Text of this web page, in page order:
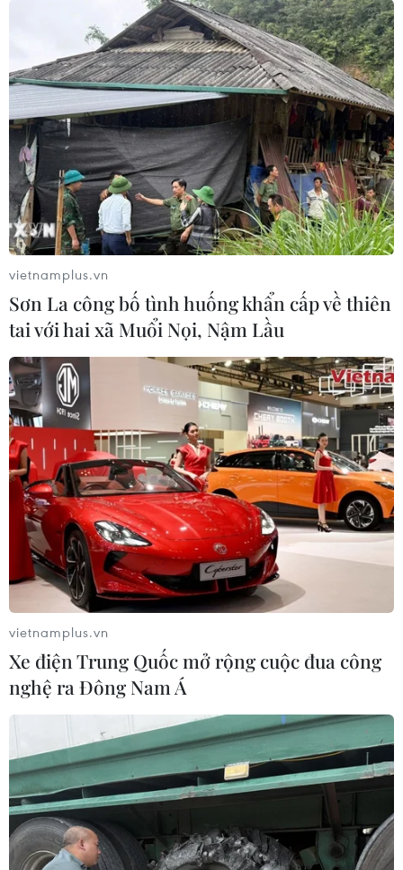
vietnamplus.vn
Sơn La công bố tình huống khẩn cấp về thiên
tai với hai xã Muổi Nọi, Nậm Lầu
vietnamplus.vn
Xe điện Trung Quốc mở rộng cuộc đua công
nghệ ra Đông Nam Á